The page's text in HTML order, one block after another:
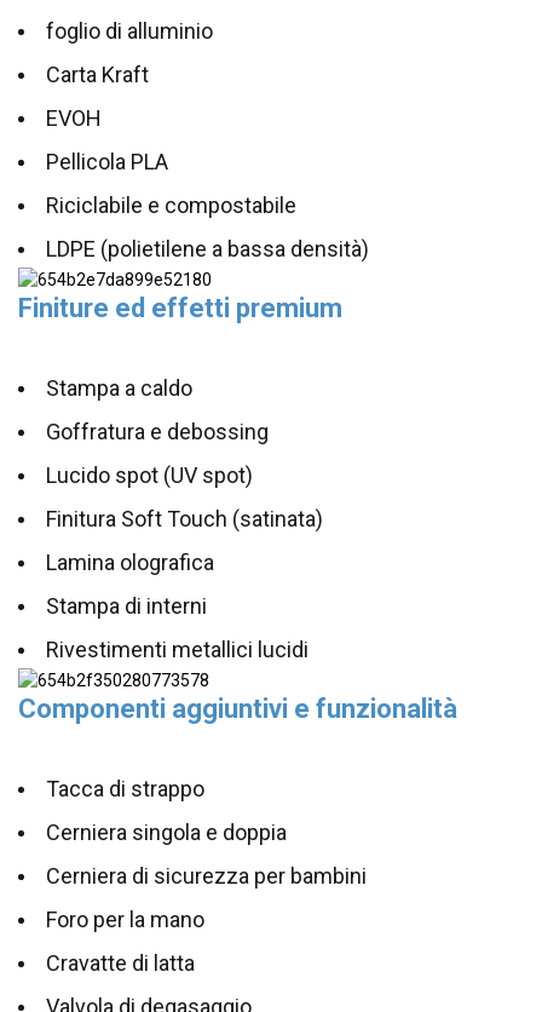
foglio di alluminio
Carta Kraft
EVOH
Pellicola PLA
Riciclabile e compostabile
LDPE (polietilene a bassa densità)
Finiture ed effetti premium
Stampa a caldo
Goffratura e debossing
Lucido spot (UV spot)
Finitura Soft Touch (satinata)
Lamina olografica
Stampa di interni
Rivestimenti metallici lucidi
Componenti aggiuntivi e funzionalità
Tacca di strappo
Cerniera singola e doppia
Cerniera di sicurezza per bambini
Foro per la mano
Cravatte di latta
Valvola di degasaggio